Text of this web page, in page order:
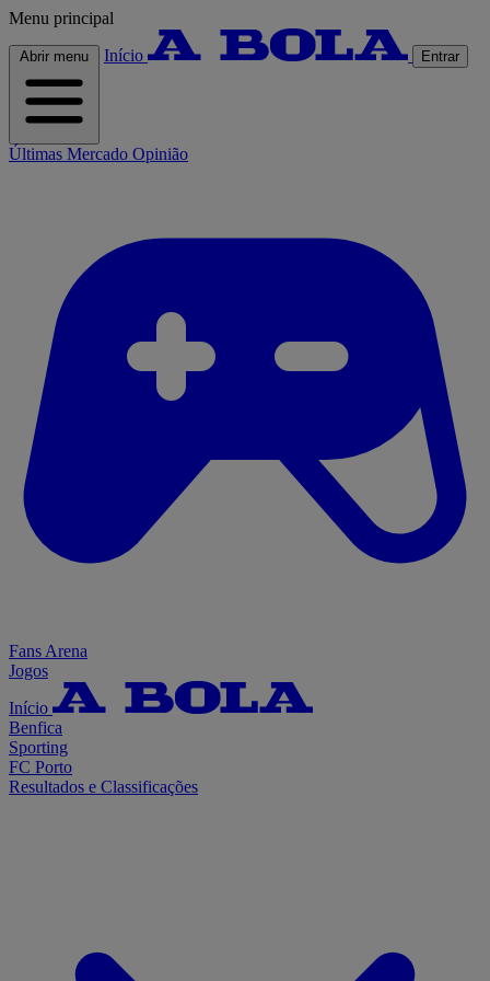
Menu principal
Abrir menu Início Entrar
Últimas Mercado Opinião
Fans Arena
Jogos
Início
Benfica
Sporting
FC Porto
Resultados e Classificações